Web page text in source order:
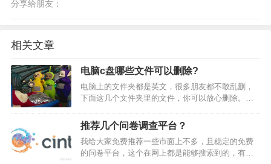
分享给朋友：
相关文章
电脑c盘哪些文件可以删除?
电脑上的文件夹都是英文，很多朋友都不敢乱删，
下面这几个文件夹里的文件，你可以放心删除。
夹，很多装机软件经常会把需要备份的东西，放在
这个文件夹中。而当我们需要的软件正常保存之
后，这些东西也…
推荐几个问卷调查平台？
我给大家免费推荐一些市面上不多，且稳定的免费
的问卷平台，这个在网上都是能够搜索到的，有的